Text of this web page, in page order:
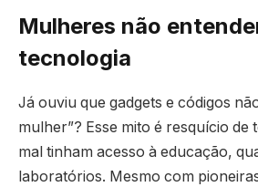
Mulheres não
tecnologia
Já ouviu que gadgets e códigos
mulher”? Esse mito é resquício de
mal tinham acesso à educação,
laboratórios. Mesmo com